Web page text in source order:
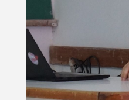
Ph.D
Início
Ensino